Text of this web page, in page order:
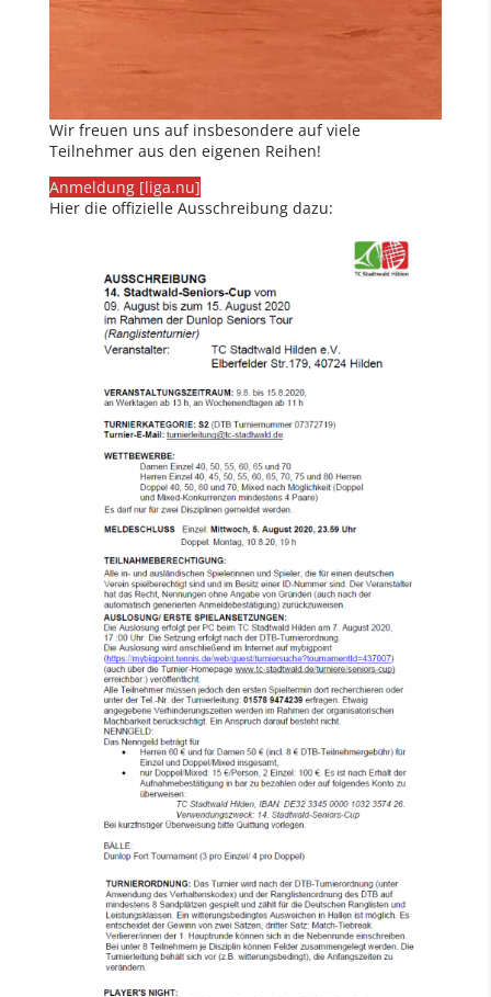
Wir freuen uns auf insbesondere auf viele
Teilnehmer aus den eigenen Reihen!
Anmeldung [liga.nu]
Hier die offizielle Ausschreibung dazu: